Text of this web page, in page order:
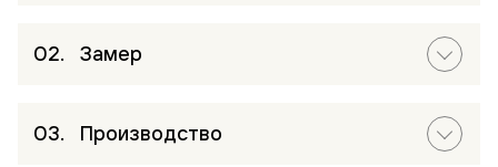
Замер
Производство